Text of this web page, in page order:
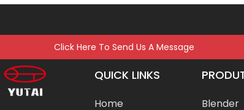
Click Here To Send Us A Message
QUICK LINKS
Home
Blender